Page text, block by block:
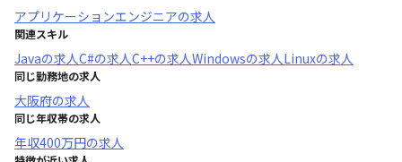
アプリケーションエンジニアの求人
関連スキル
Javaの求人C#の求人C++の求人Windowsの求人Linuxの求人
同じ勤務地の求人
大阪府の求人
同じ年収帯の求人
年収400万円の求人